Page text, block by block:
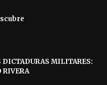
DICTADURAS MILITARES:
RIVERA